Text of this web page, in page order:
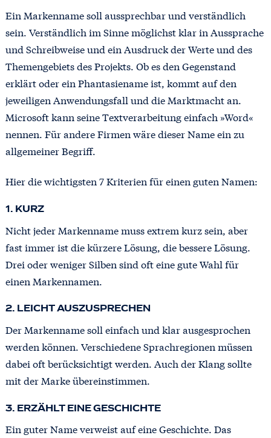
Ein Markenname soll aussprechbar und verständlich
sein. Verständlich im Sinne möglichst klar in Aussprache
und Schreibweise und ein Ausdruck der Werte und des
Themengebiets des Projekts. Ob es den Gegenstand
erklärt oder ein Phantasiename ist, kommt auf den
jeweiligen Anwendungsfall und die Marktmacht an.
Microsoft kann seine Textverarbeitung einfach »Word«
nennen. Für andere Firmen wäre dieser Name ein zu
allgemeiner Begriff.
Hier die wichtigsten 7 Kriterien für einen guten Namen:
1. KURZ
Nicht jeder Markenname muss extrem kurz sein, aber
fast immer ist die kürzere Lösung, die bessere Lösung.
Drei oder weniger Silben sind oft eine gute Wahl für
einen Markennamen.
2. LEICHT AUSZUSPRECHEN
Der Markenname soll einfach und klar ausgesprochen
werden können. Verschiedene Sprachregionen müssen
dabei oft berücksichtigt werden. Auch der Klang sollte
mit der Marke übereinstimmen.
3. ERZÄHLT EINE GESCHICHTE
Ein guter Name verweist auf eine Geschichte. Das